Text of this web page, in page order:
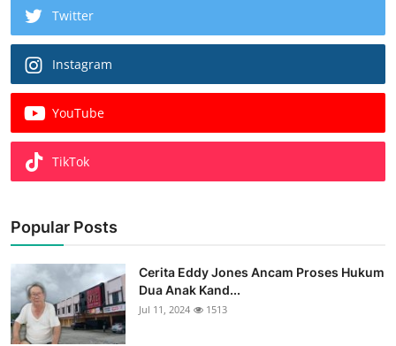
Twitter
Instagram
YouTube
TikTok
Popular Posts
Cerita Eddy Jones Ancam Proses Hukum
Dua Anak Kand...
Jul 11, 2024 1513